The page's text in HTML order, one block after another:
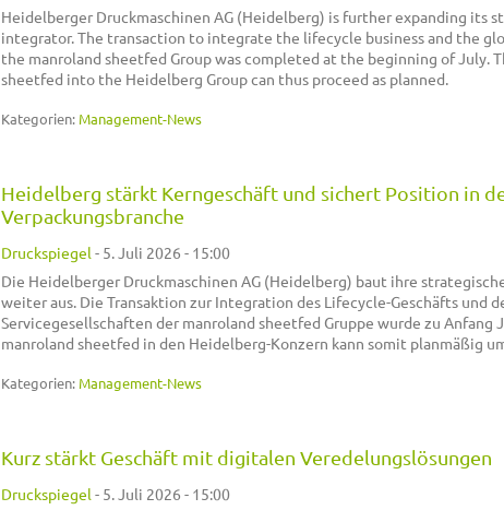
Heidelberger Druckmaschinen AG (Heidelberg) is further expanding its
integrator. The transaction to integrate the lifecycle business and the
the manroland sheetfed Group was completed at the beginning of July.
sheetfed into the Heidelberg Group can thus proceed as planned.
Kategorien: Management-News
Heidelberg stärkt Kerngeschäft und sichert Position in
Verpackungsbranche
Druckspiegel - 5. Juli 2026 - 15:00
Die Heidelberger Druckmaschinen AG (Heidelberg) baut ihre
weiter aus. Die Transaktion zur Integration des Lifecycle-Geschäfts und
Servicegesellschaften der manroland sheetfed Gruppe wurde zu Anfang
manroland sheetfed in den Heidelberg-Konzern kann somit planmäßig
Kategorien: Management-News
Kurz stärkt Geschäft mit digitalen Veredelungslösungen
Druckspiegel - 5. Juli 2026 - 15:00